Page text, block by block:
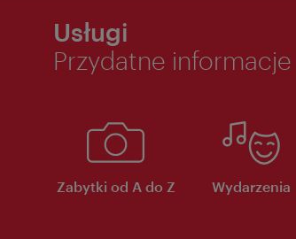
Usługi
Przydatne informacje
Zabytki od A do Z Wydarzenia